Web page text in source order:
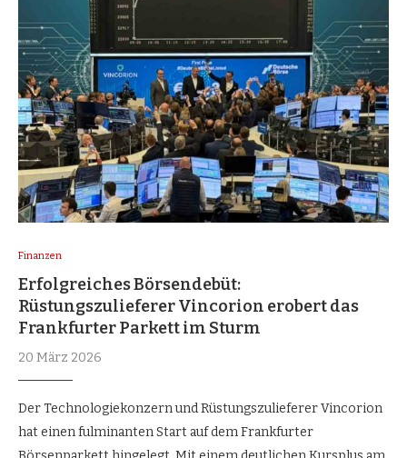
Finanzen
Erfolgreiches Börsendebüt:
Rüstungszulieferer Vincorion erobert das
Frankfurter Parkett im Sturm
20 März 2026
Der Technologiekonzern und Rüstungszulieferer Vincorion
hat einen fulminanten Start auf dem Frankfurter